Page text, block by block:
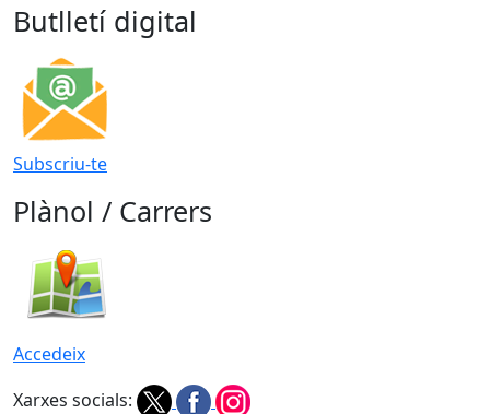
Butlletí digital
Subscriu-te
Plànol / Carrers
Accedeix
Xarxes socials: